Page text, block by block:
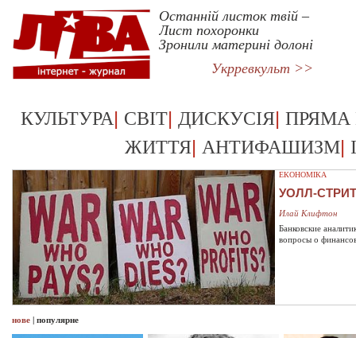
Останній листок твій –
Лист похоронки
Зронили материні долоні
Укрревкульт >>
КУЛЬТУРА| СВІТ| ДИСКУСІЯ| ПРЯМА
ЖИТТЯ| АНТИФАШИЗМ|
ЕКОНОМІКА
УОЛЛ-
Илай Клифтон
Банковские
вопросы о
нове | популярне